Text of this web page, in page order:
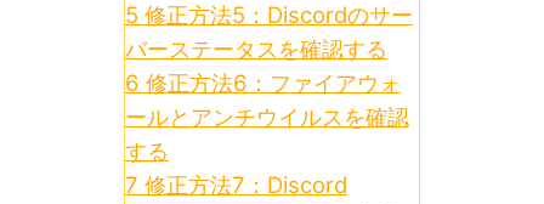
5 修正方法5：Discordのサー
バーステータスを確認する
6 修正方法6：ファイアウォ
ールとアンチウイルスを確認
する
7 修正方法7：Discord